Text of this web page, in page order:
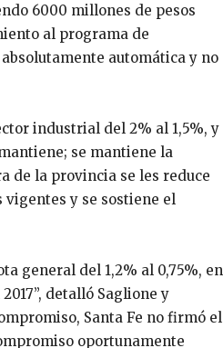
6000 millones de pesos
al programa de
automática y no
industrial del 2% al 1,5%, y
se mantiene la
de la provincia se les reduce
y se sostiene el
general del 1,2% al 0,75%, en
detalló Saglione y
Santa Fe no firmó el
oportunamente